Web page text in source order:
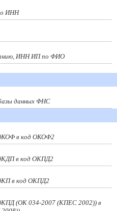
ИНН
ИНН ИП по ФИО
данных ФНС
в код ОКОФ2
в код ОКПД2
в код ОКПД2
(ОК 034-2007 (КПЕС 2002)) в